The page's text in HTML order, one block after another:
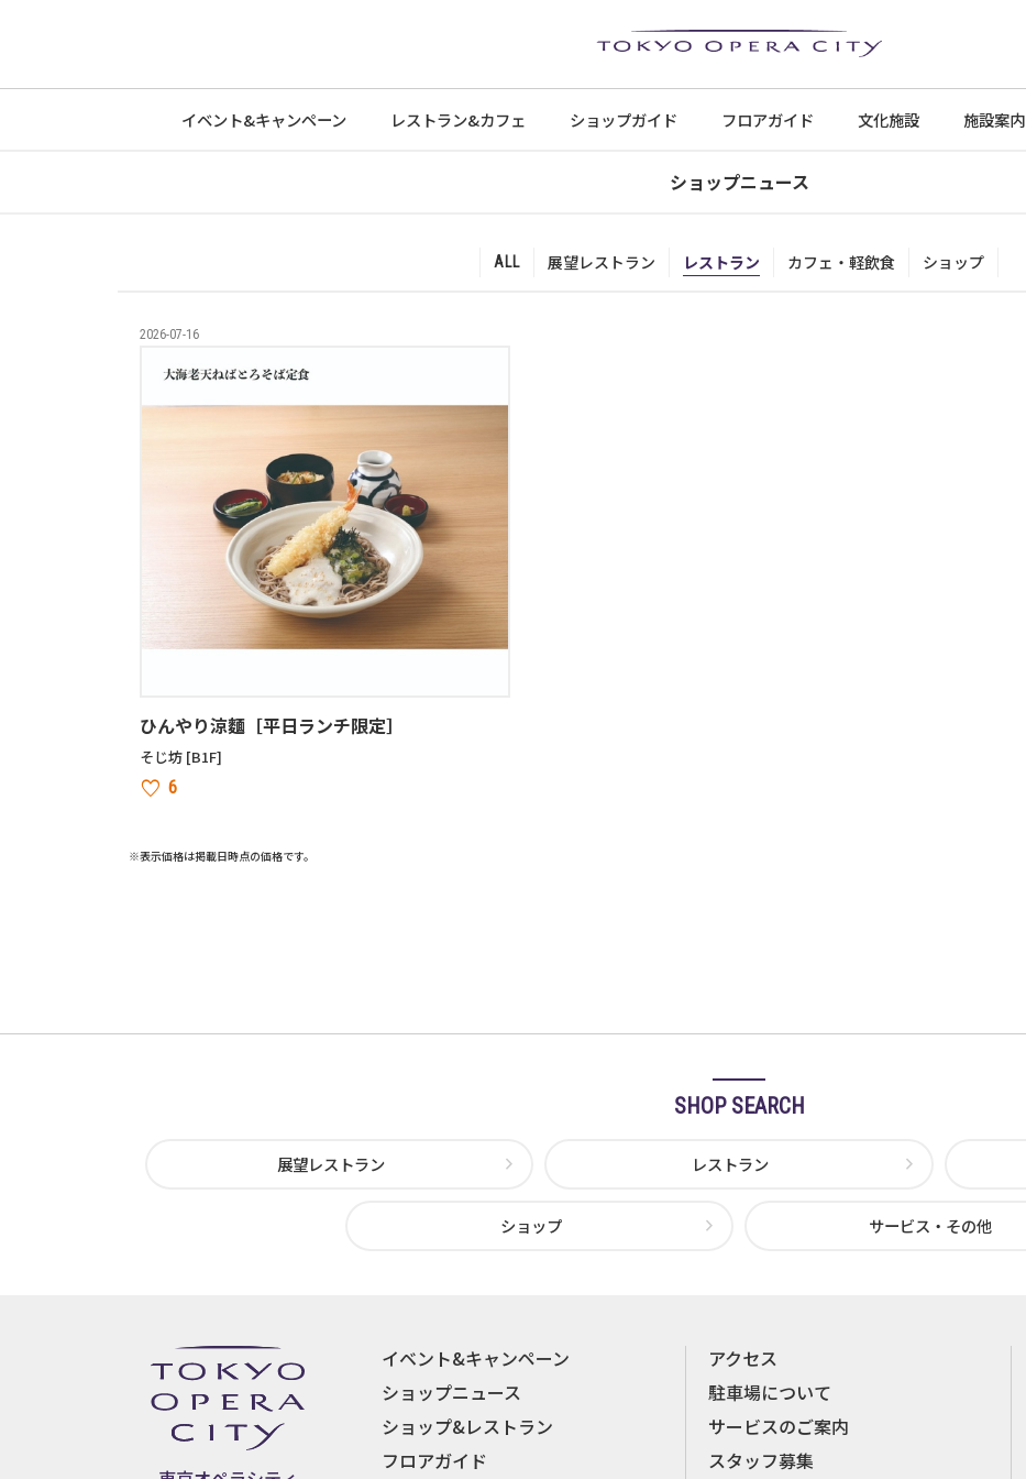
イベント&キャンペーン レストラン&カフェ ショップガイド フロアガイド 文化施設 施設案内
ショップニュース
ALL 展望レストラン レストラン カフェ・軽飲食 ショップ
2026-07-16
ひんやり涼麵［平日ランチ限定］
そじ坊 [B1F]
6
※表示価格は掲載日時点の価格です。
SHOP SEARCH
展望レストラン レストラン
ショップ サービス・その他
イベント&キャンペーン
ショップニュース
ショップ&レストラン
フロアガイド
アクセス
駐車場について
サービスのご案内
スタッフ募集